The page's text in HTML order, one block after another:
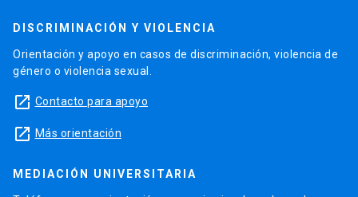
DISCRIMINACIÓN Y VIOLENCIA
Orientación y apoyo en casos de discriminación, violencia de
género o violencia sexual.
launch Contacto para apoyo
launch Más orientación
MEDIACIÓN UNIVERSITARIA